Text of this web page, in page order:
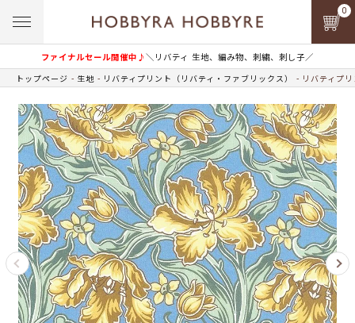
ファイナルセール開催中♪＼リバティ 生地、編み物、刺繍、刺し子／
0
トップページ 生地 リバティプリント（リバティ・ファブリックス） リバティプ